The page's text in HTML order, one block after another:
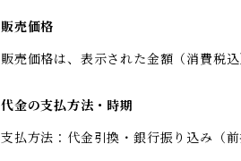
販売価格
販売価格は、表示された金額（消費税込
代金の支払方法・時期
支払方法：代金引換・銀行振り込み（